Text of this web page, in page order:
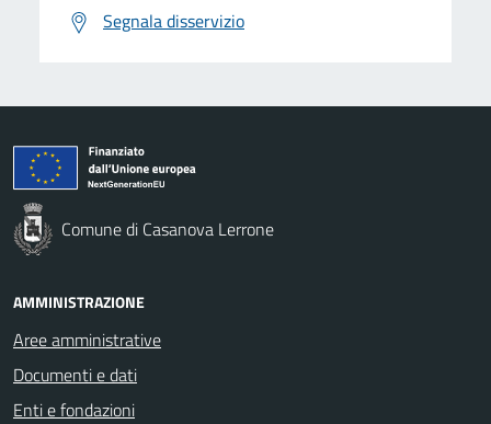
Segnala disservizio
Comune di Casanova Lerrone
AMMINISTRAZIONE
Aree amministrative
Documenti e dati
Enti e fondazioni